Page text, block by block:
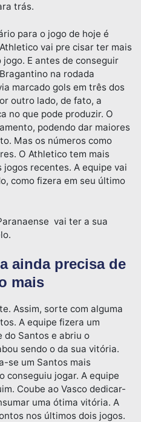
trás.
para o jogo de hoje é
vai pre cisar ter mais
E antes de conseguir
na rodada
marcado gols em três dos
outro lado, de fato, a
no que pode produzir. O
podendo dar maiores
Mas os números como
O Athletico tem mais
recentes. A equipe vai
como fizera em seu último
vai ter a sua
ainda precisa de
mais
Assim, sorte com alguma
A equipe fizera um
do Santos e abriu o
sendo o da sua vitória.
se um Santos mais
conseguiu jogar. A equipe
Coube ao Vasco dedicar-
uma ótima vitória. A
nos últimos dois jogos.